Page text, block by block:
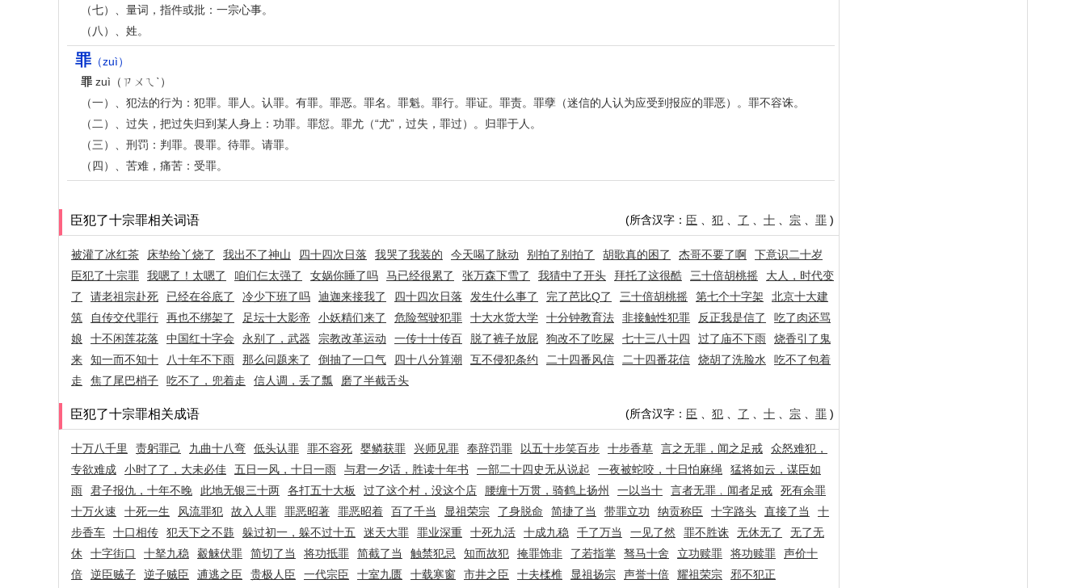
（七）、量词，指件或批：一宗心事。
（八）、姓。
罪 （zuì）
罪 zuì（ㄗㄨㄟˋ）
（一）、犯法的行为：犯罪。罪人。认罪。有罪。罪恶。罪名。罪魁。罪行。罪证。罪责。罪孽（迷信的人认为应受到报应的罪恶）。罪不容诛。
（二）、过失，把过失归到某人身上：功罪。罪愆。罪尤（“尤”，过失，罪过）。归罪于人。
（三）、刑罚：判罪。畏罪。待罪。请罪。
（四）、苦难，痛苦：受罪。
臣犯了十宗罪相关词语 (所含汉字： 臣 犯 了 十 宗 罪 )
被灌了冰红茶 床垫给丫烧了 我出不了神山 四十四次日落 我哭了我装的 今天喝了脉动 别拍了别拍了 胡歌真的困了 杰哥不要了啊
下意识二十岁
臣犯了十宗罪
我嗯了！太嗯了 咱们仨太强了 女娲你睡了吗 马已经很累了 张万森下雪了 我猜中了开头 拜托了这很酷 三十倍胡桃摇
大人，时代变
了
请老祖宗赴死 已经在谷底了 冷少下班了吗 迪迦来接我了 四十四次日落 发生什么事了 完了芭比Q了 三十倍胡桃摇 第七个十字架
北京十大建
筑
自传交代罪行 再也不绑架了 足坛十大影帝 小妖精们来了 危险驾驶犯罪 十大水货大学 十分钟教育法 非接触性犯罪 反正我是信了
吃了肉还骂
娘
十不闲莲花落 中国红十字会 永别了，武器 宗教改革运动 一传十十传百 脱了裤子放屁 狗改不了吃屎 七十三八十四 过了庙不下雨
烧香引了鬼
来
知一而不知十 八十年不下雨 那么问题来了 倒抽了一口气 四十八分算潮 互不侵犯条约 二十四番风信 二十四番花信 烧胡了洗脸水
吃不了包着
走
焦了尾巴梢子 吃不了，兜着走 信人调，丢了瓢 磨了半截舌头
臣犯了十宗罪相关成语 (所含汉字： 臣 犯 了 十 宗 罪 )
十万八千里 责躬罪己 九曲十八弯 低头认罪 罪不容死 婴鳞获罪 兴师见罪 奉辞罚罪 以五十步笑百步 十步香草 言之无罪，闻之足戒
众怒难犯，
专欲难成
小时了了，大未必佳 五日一风，十日一雨 与君一夕话，胜读十年书 一部二十四史无从说起 一夜被蛇咬，十日怕麻绳
猛将如云，谋臣如
雨
君子报仇，十年不晚 此地无银三十两 各打五十大板 过了这个村，没这个店 腰缠十万贯，骑鹤上扬州 一以当十 言者无罪﹐闻者足戒
死有余罪
十万火速
十死一生 风流罪犯 故入人罪 罪恶昭著 罪恶昭着 百了千当 显祖荣宗 了身脱命 简捷了当 带罪立功 纳贡称臣 十字路头 直接了当
十
步香车
十口相传 犯天下之不韪 躲过初一，躲不过十五 迷天大罪 罪业深重 十死九活 十成九稳 千了万当 一见了然 罪不胜诛 无休无了
无了无
休
十字街口 十拏九稳 觳觫伏罪 简切了当 将功抵罪 简截了当 触禁犯忌 知而故犯 掩罪饰非 了若指掌 驽马十舍 立功赎罪 将功赎罪
声价十
倍
逆臣贼子 逆子贼臣 逋逃之臣 贵极人臣 一代宗臣 十室九匮 十载寒窗 市井之臣 十夫楺椎 显祖扬宗 声誉十倍 耀祖荣宗 邪不犯正